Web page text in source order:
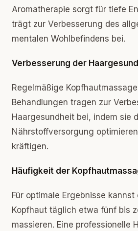
Aromatherapie sorgt für tiefe
trägt zur Verbesserung des
mentalen Wohlbefindens bei.
Verbesserung der
Regelmäßige
Behandlungen tragen zur
Haargesundheit bei, indem sie
Nährstoffversorgung
kräftigen.
Häufigkeit der
Für optimale Ergebnisse kannst
Kopfhaut täglich etwa fünf bis
massieren. Eine professionelle